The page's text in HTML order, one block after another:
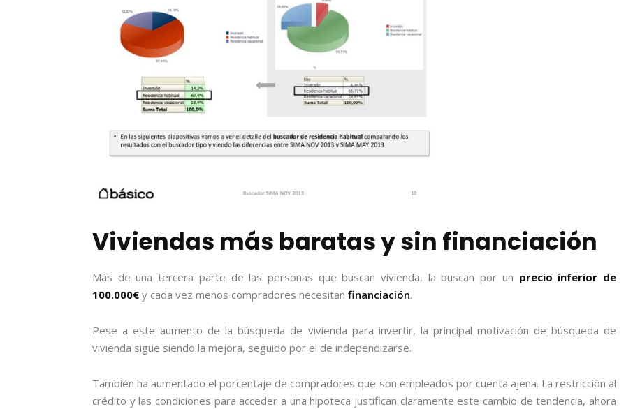
Viviendas más baratas y sin financiación
Más de una tercera parte de las personas que buscan vivienda, la buscan por un precio inferior de
100.000€ y cada vez menos compradores necesitan financiación.
Pese a este aumento de la búsqueda de vivienda para invertir, la principal motivación de búsqueda de
vivienda sigue siendo la mejora, seguido por el de independizarse.
También ha aumentado el porcentaje de compradores que son empleados por cuenta ajena. La restricción al
crédito y las condiciones para acceder a una hipoteca justifican claramente este cambio de tendencia, ahora